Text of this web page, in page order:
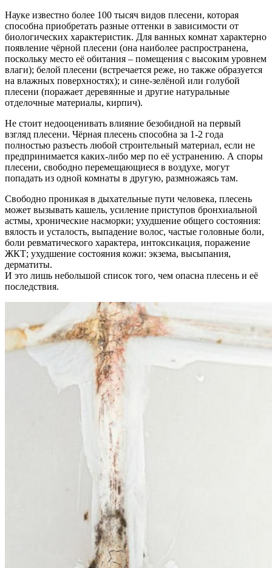
Науке известно более 100 тысяч видов плесени, которая
способна приобретать разные оттенки в зависимости от
биологических характеристик. Для ванных комнат характерно
появление чёрной плесени (она наиболее распространена,
поскольку место её обитания – помещения с высоким уровнем
влаги); белой плесени (встречается реже, но также образуется
на влажных поверхностях); и сине-зелёной или голубой
плесени (поражает деревянные и другие натуральные
отделочные материалы, кирпич).
Не стоит недооценивать влияние безобидной на первый
взгляд плесени. Чёрная плесень способна за 1-2 года
полностью разъесть любой строительный материал, если не
предпринимается каких-либо мер по её устранению. А споры
плесени, свободно перемещающиеся в воздухе, могут
попадать из одной комнаты в другую, размножаясь там.
Свободно проникая в дыхательные пути человека, плесень
может вызывать кашель, усиление приступов бронхиальной
астмы, хронические насморки; ухудшение общего состояния:
вялость и усталость, выпадение волос, частые головные боли,
боли ревматического характера, интоксикация, поражение
ЖКТ; ухудшение состояния кожи: экзема, высыпания,
дерматиты.
И это лишь небольшой список того, чем опасна плесень и её
последствия.